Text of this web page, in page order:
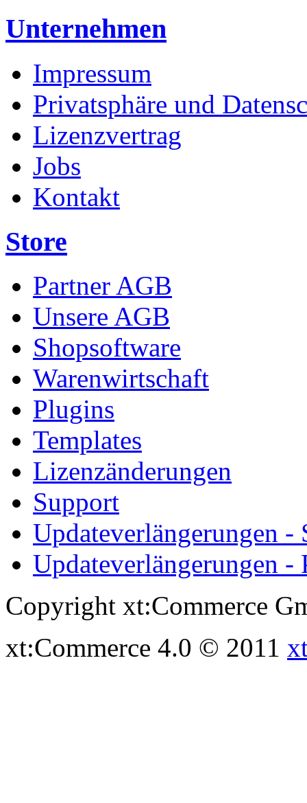
Unternehmen
Impressum
Privatsphäre und
Lizenzvertrag
Jobs
Kontakt
Store
Partner AGB
Unsere AGB
Shopsoftware
Warenwirtschaft
Plugins
Templates
Lizenzänderungen
Support
Updateverlängerungen -
Updateverlängerungen -
Copyright xt:Commerce
xt:Commerce 4.0 © 2011